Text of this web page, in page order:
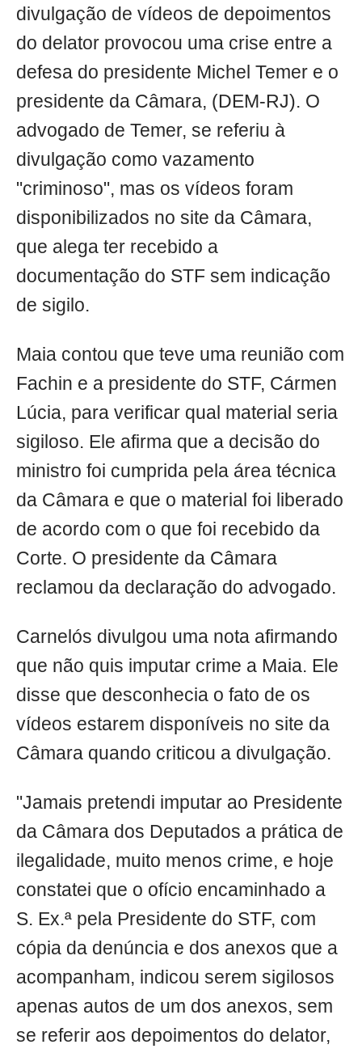
divulgação de vídeos de depoimentos
do delator provocou uma crise entre a
defesa do presidente Michel Temer e o
presidente da Câmara, (DEM-RJ). O
advogado de Temer, se referiu à
divulgação como vazamento
"criminoso", mas os vídeos foram
disponibilizados no site da Câmara,
que alega ter recebido a
documentação do STF sem indicação
de sigilo.
Maia contou que teve uma reunião com
Fachin e a presidente do STF, Cármen
Lúcia, para verificar qual material seria
sigiloso. Ele afirma que a decisão do
ministro foi cumprida pela área técnica
da Câmara e que o material foi liberado
de acordo com o que foi recebido da
Corte. O presidente da Câmara
reclamou da declaração do advogado.
Carnelós divulgou uma nota afirmando
que não quis imputar crime a Maia. Ele
disse que desconhecia o fato de os
vídeos estarem disponíveis no site da
Câmara quando criticou a divulgação.
"Jamais pretendi imputar ao Presidente
da Câmara dos Deputados a prática de
ilegalidade, muito menos crime, e hoje
constatei que o ofício encaminhado a
S. Ex.ª pela Presidente do STF, com
cópia da denúncia e dos anexos que a
acompanham, indicou serem sigilosos
apenas autos de um dos anexos, sem
se referir aos depoimentos do delator,